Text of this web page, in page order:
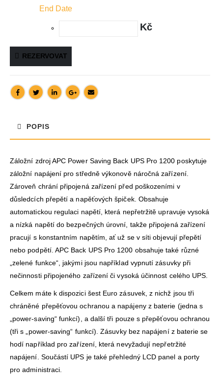
End Date
Kč
REZERVOVAT
POPIS
Záložní zdroj APC Power Saving Back UPS Pro 1200 poskytuje
záložní napájení pro středně výkonově náročná zařízení.
Zároveň chrání připojená zařízení před poškozeními v
důsledcích přepětí a napěťových špiček. Obsahuje
automatickou regulaci napětí, která nepřetržitě upravuje vysoká
a nízká napětí do bezpečných úrovní, takže připojená zařízení
pracují s konstantním napětím, ať už se v síti objevují přepětí
nebo podpětí. APC Back UPS Pro 1200 obsahuje také různé
„zelené funkce“, jakými jsou například vypnutí zásuvky při
nečinnosti připojeného zařízení či vysoká účinnost celého UPS.
Celkem máte k dispozici šest Euro zásuvek, z nichž jsou tři
chráněné přepěťovou ochranou a napájeny z baterie (jedna s
„power-saving“ funkcí), a další tři pouze s přepěťovou ochranou
(tři s „power-saving“ funkcí). Zásuvky bez napájení z baterie se
hodí například pro zařízení, která nevyžadují nepřetržité
napájení. Součástí UPS je také přehledný LCD panel a porty
pro administraci.